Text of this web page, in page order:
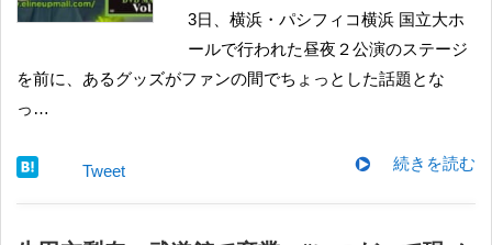
3日、横浜・パシフィコ横浜 国立大ホ
ールで行われた昼夜２公演のステージ
を前に、あるグッズがファンの間でちょっとした話題とな
っ…
続きを読む
Tweet